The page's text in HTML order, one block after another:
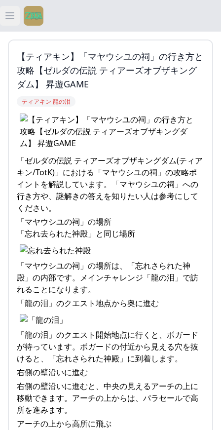
Open main menu
ティアキン
ティアキン 祠
ティアキン 攻略
【ティアキン】「マヤウシユの祠」の行き方と
攻略【ゼルダの伝説 ティアーズオブザキング
ダム】 昇遊GAME
ティアキン 龍の泪
「ゼルダの伝説 ティアーズオブザキングダム(ティア
キン/TotK)」における「マヤウシユの祠」の攻略ポ
イントを解説しています。「マヤウシユの祠」への
行き方や、謎解きの答えを知りたい人は参考にして
ください。
「マヤウシユの祠」の場所
「忘れ去られた神殿」と同じ場所
「マヤウシユの祠」の場所は、「忘れさられた神
殿」の内部です。メインチャレンジ「龍の泪」で訪
れることになります。
「龍の泪」のクエスト地点から奥に進む
「龍の泪」のクエスト開始地点に行くと、ボガード
が待っています。ボガードの付近から見える穴を抜
けると、「忘れさられた神殿」に到着します。
右側の壁沿いに進む
右側の壁沿いに進むと、中央の見えるアーチの上に
移動できます。アーチの上からは、パラセールで高
所を進みます。
アーチの上から高所に飛ぶ